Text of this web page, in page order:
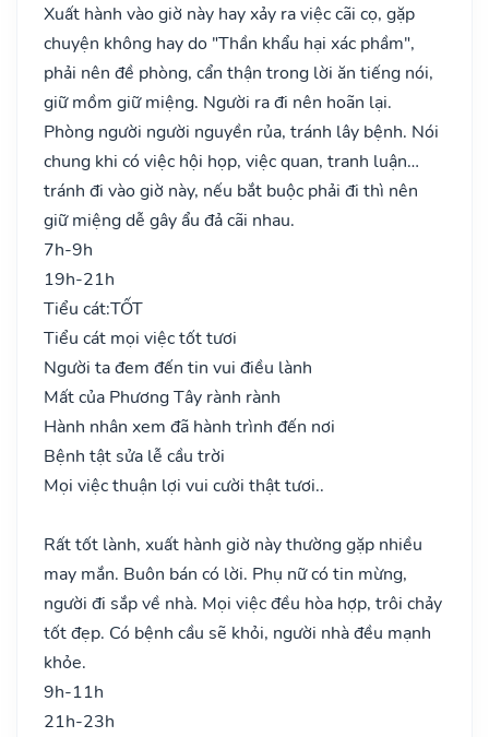
Xuất hành vào giờ này hay xảy ra việc cãi cọ, gặp
chuyện không hay do "Thần khẩu hại xác phầm",
phải nên đề phòng, cẩn thận trong lời ăn tiếng nói,
giữ mồm giữ miệng. Người ra đi nên hoãn lại.
Phòng người người nguyền rủa, tránh lây bệnh. Nói
chung khi có việc hội họp, việc quan, tranh luận…
tránh đi vào giờ này, nếu bắt buộc phải đi thì nên
giữ miệng dễ gây ẩu đả cãi nhau.
7h-9h
19h-21h
Tiểu cát:TỐT
Tiểu cát mọi việc tốt tươi
Người ta đem đến tin vui điều lành
Mất của Phương Tây rành rành
Hành nhân xem đã hành trình đến nơi
Bệnh tật sửa lễ cầu trời
Mọi việc thuận lợi vui cười thật tươi..
Rất tốt lành, xuất hành giờ này thường gặp nhiều
may mắn. Buôn bán có lời. Phụ nữ có tin mừng,
người đi sắp về nhà. Mọi việc đều hòa hợp, trôi chảy
tốt đẹp. Có bệnh cầu sẽ khỏi, người nhà đều mạnh
khỏe.
9h-11h
21h-23h